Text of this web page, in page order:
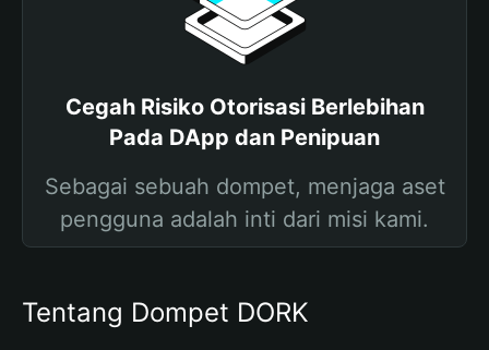
Cegah Risiko Otorisasi Berlebihan
Pada DApp dan Penipuan
Sebagai sebuah dompet, menjaga aset
pengguna adalah inti dari misi kami.
Tentang Dompet DORK